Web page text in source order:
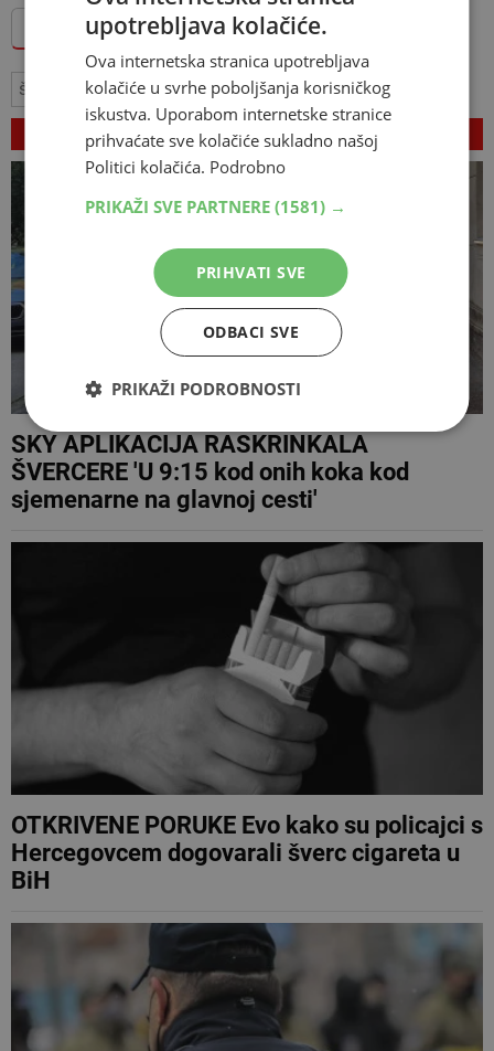
Dodajte Hercegovina.info među omiljene izvore
šverc cigareta Tihomir Jakovina
VEZANI ČLANCI
SKY APLIKACIJA RASKRINKALA
ŠVERCERE 'U 9:15 kod onih koka kod
sjemenarne na glavnoj cesti'
OTKRIVENE PORUKE Evo kako su policajci s
Hercegovcem dogovarali šverc cigareta u
BiH
upotrebljava kolačiće.
Ova internetska stranica upotrebljava
kolačiće u svrhe poboljšanja korisničkog
iskustva. Uporabom internetske stranice
prihvaćate sve kolačiće sukladno našoj
Politici kolačića. Podrobno
PRIKAŽI SVE PARTNERE (1581) →
PRIHVATI SVE
ODBACI SVE
PRIKAŽI PODROBNOSTI